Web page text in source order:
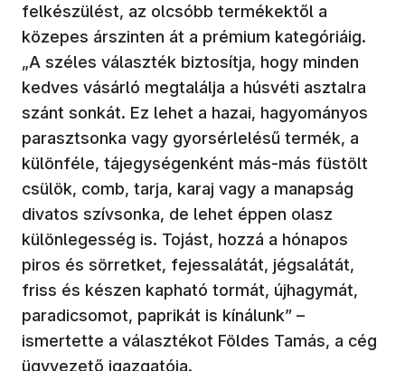
felkészülést, az olcsóbb termékektől a
közepes árszinten át a prémium kategóriáig.
„A széles választék biztosítja, hogy minden
kedves vásárló megtalálja a húsvéti asztalra
szánt sonkát. Ez lehet a hazai, hagyományos
parasztsonka vagy gyorsérlelésű termék, a
különféle, tájegységenként más-más füstölt
csülök, comb, tarja, karaj vagy a manapság
divatos szívsonka, de lehet éppen olasz
különlegesség is. Tojást, hozzá a hónapos
piros és sörretket, fejessalátát, jégsalátát,
friss és készen kapható tormát, újhagymát,
paradicsomot, paprikát is kínálunk” –
ismertette a választékot Földes Tamás, a cég
ügyvezető igazgatója.